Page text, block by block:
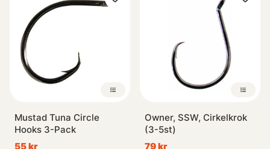
Mustad Tuna Circle
Hooks 3-Pack
55 kr
Owner, SSW, Cirkelkrok
(3-5st)
79 kr